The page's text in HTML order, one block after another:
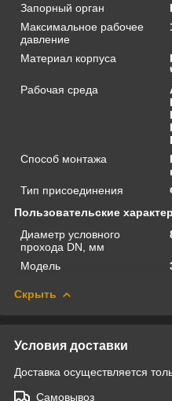
Запорный орган
Максимальное рабочее
давление
Материал корпуса
Рабочая среда
Способ монтажа
Тип присоединения
Пользовательские
Диаметр условного
прохода DN, мм
Модель
Скрыть
Условия доставки
Доставка осуществляется
Самовывоз